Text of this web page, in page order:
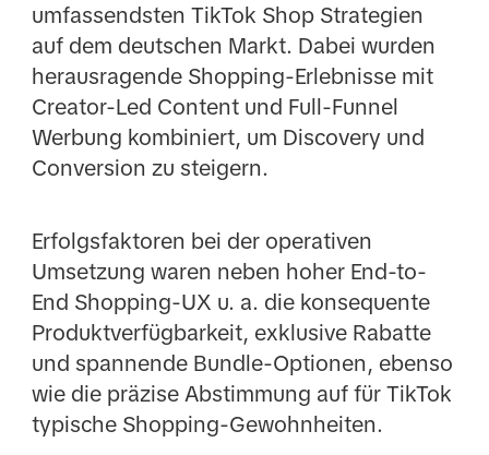
umfassendsten TikTok Shop Strategien
auf dem deutschen Markt. Dabei wurden
herausragende Shopping-Erlebnisse mit
Creator-Led Content und Full-Funnel
Werbung kombiniert, um Discovery und
Conversion zu steigern.
Erfolgsfaktoren bei der operativen
Umsetzung waren neben hoher End-to-
End Shopping-UX u. a. die konsequente
Produktverfügbarkeit, exklusive Rabatte
und spannende Bundle-Optionen, ebenso
wie die präzise Abstimmung auf für TikTok
typische Shopping-Gewohnheiten.